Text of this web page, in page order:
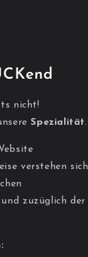
nicht!
Spezialität.
verstehen sich
zuzüglich der